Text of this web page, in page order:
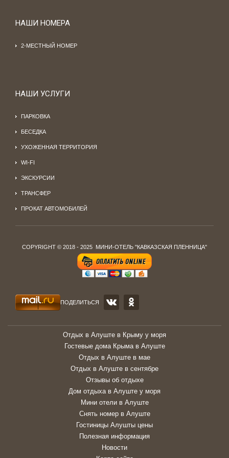
НАШИ НОМЕРА
2-МЕСТНЫЙ НОМЕР
НАШИ УСЛУГИ
ПАРКОВКА
БЕСЕДКА
УХОЖЕННАЯ ТЕРРИТОРИЯ
WI-FI
ЭКСКУРСИИ
ТРАНСФЕР
ПРОКАТ АВТОМОБИЛЕЙ
COPYRIGHT © 2018 - 2025 МИНИ-ОТЕЛЬ "КАВКАЗСКАЯ ПЛЕННИЦА"
ПОДЕЛИТЬСЯ
Отдых в Алуште в Крыму у моря
Гостевые дома Крыма в Алуште
Отдых в Алуште в мае
Отдых в Алуште в сентябре
Отзывы об отдыхе
Дом отдыха в Алуште у моря
Мини отели в Алуште
Снять номер в Алуште
Гостиницы Алушты цены
Полезная информация
Новости